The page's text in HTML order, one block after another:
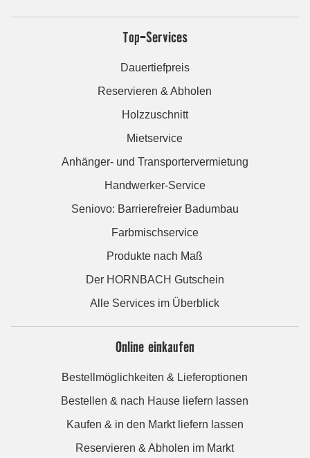
Top-Services
Dauertiefpreis
Reservieren & Abholen
Holzzuschnitt
Mietservice
Anhänger- und Transportervermietung
Handwerker-Service
Seniovo: Barrierefreier Badumbau
Farbmischservice
Produkte nach Maß
Der HORNBACH Gutschein
Alle Services im Überblick
Online einkaufen
Bestellmöglichkeiten & Lieferoptionen
Bestellen & nach Hause liefern lassen
Kaufen & in den Markt liefern lassen
Reservieren & Abholen im Markt